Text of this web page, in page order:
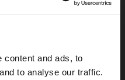
content and ads, to
to analyse our traffic.